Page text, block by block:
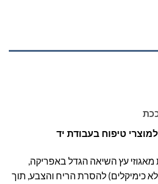
טיפוח בעבודת יד
עץ השיאה הגדל באפריקה,
כימיקלים) להסרת הריח והצבע, תוך